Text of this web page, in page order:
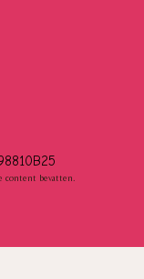
content bevatten.